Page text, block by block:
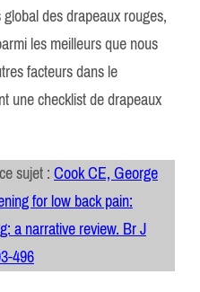
des drapeaux rouges,
les meilleurs que nous
facteurs dans le
une checklist de drapeaux
sujet :Cook CE, George
for low back pain:
a narrative review. Br J
496